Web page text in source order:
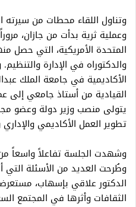
وتناول اللقاء محطات من
وعملية ثرية بدأت من جازان،
المتحدة الأمريكية، التي حصل
والدكتوراه في الإدارة
الأكاديمية في جامعة الملك
القيادية من أستاذ جامعي إلى
يتولى منصب وزير دولة وعضو
تطوير العمل الأكاديمي
وشهدت الجلسة تفاعلاً واسعاً
وطُرحت العديد من الأسئلة التي
الدكتور علاقي بإسهاب،
الثقافات وأثرها في المجتمع